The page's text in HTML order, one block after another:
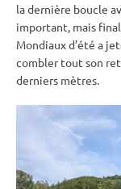
la dernière boucle
important, mais
Mondiaux d’été a
combler tout son
derniers mètres.